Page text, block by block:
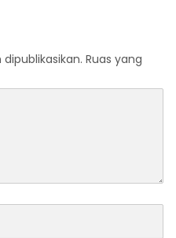
Ruas yang